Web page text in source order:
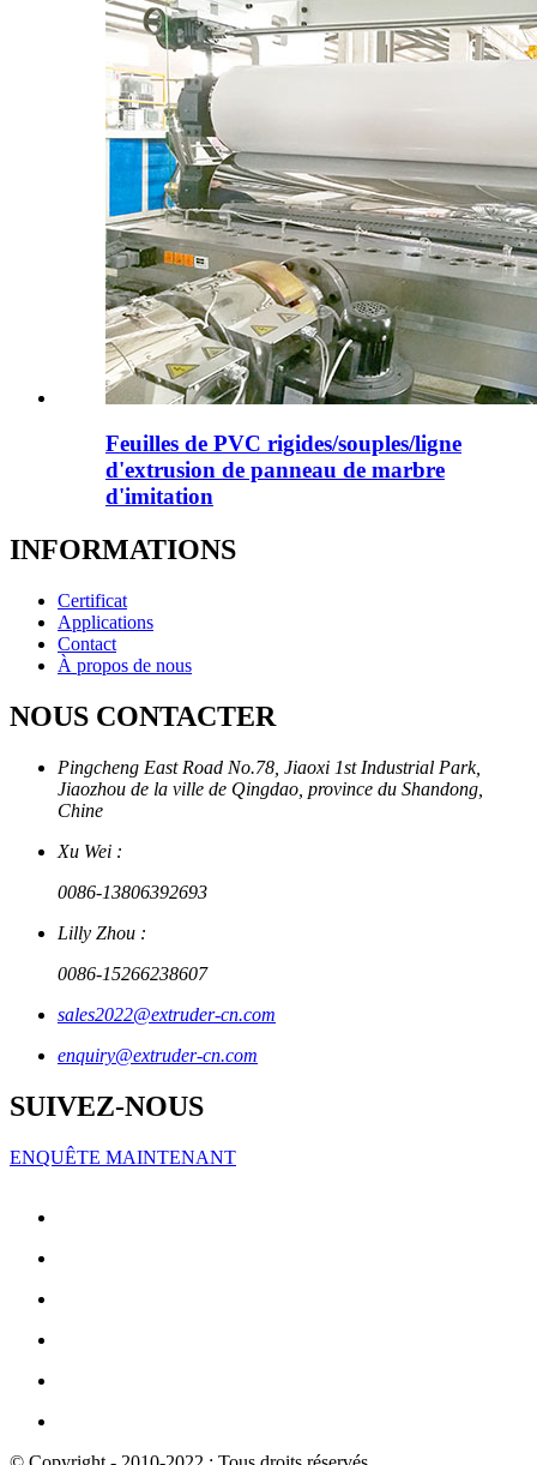
Feuilles de PVC rigides/souples/ligne
d'extrusion de panneau de marbre
d'imitation
INFORMATIONS
Certificat
Applications
Contact
À propos de nous
NOUS CONTACTER
Pingcheng East Road No.78, Jiaoxi 1st Industrial Park,
Jiaozhou de la ville de Qingdao, province du Shandong,
Chine
Xu Wei :
0086-13806392693
Lilly Zhou :
0086-15266238607
sales2022@extruder-cn.com
enquiry@extruder-cn.com
SUIVEZ-NOUS
ENQUÊTE MAINTENANT